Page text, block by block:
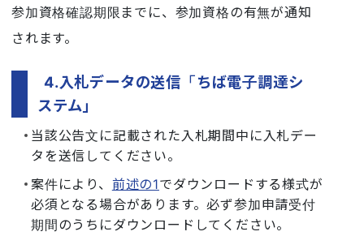
参加資格確認期限までに、参加資格の有無が通知
されます。
4.入札データの送信「ちば電子調達シ
ステム」
当該公告文に記載された入札期間中に入札デー
タを送信してください。
案件により、 前述の1でダウンロードする様式が
必須となる場合があります。必ず参加申請受付
期間のうちにダウンロードしてください。